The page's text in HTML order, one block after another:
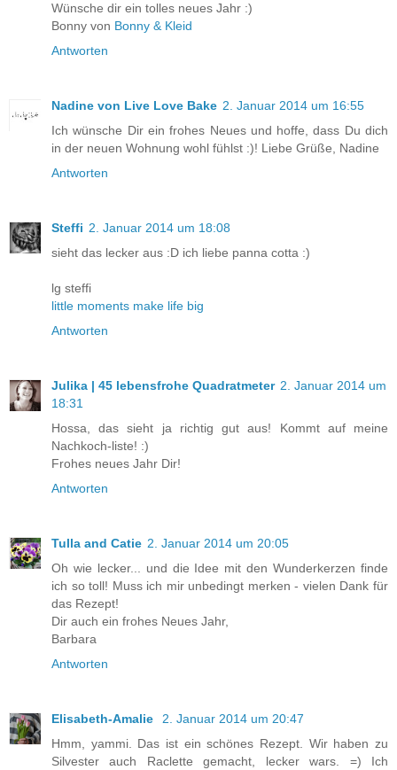
Wünsche dir ein tolles neues Jahr :)
Bonny von Bonny & Kleid
Antworten
Nadine von Live Love Bake 2. Januar 2014 um 16:55
Ich wünsche Dir ein frohes Neues und hoffe, dass Du dich
in der neuen Wohnung wohl fühlst :)! Liebe Grüße, Nadine
Antworten
Steffi 2. Januar 2014 um 18:08
sieht das lecker aus :D ich liebe panna cotta :)
lg steffi
little moments make life big
Antworten
Julika | 45 lebensfrohe Quadratmeter 2. Januar 2014 um
18:31
Hossa, das sieht ja richtig gut aus! Kommt auf meine
Nachkoch-liste! :)
Frohes neues Jahr Dir!
Antworten
Tulla and Catie 2. Januar 2014 um 20:05
Oh wie lecker... und die Idee mit den Wunderkerzen finde
ich so toll! Muss ich mir unbedingt merken - vielen Dank für
das Rezept!
Dir auch ein frohes Neues Jahr,
Barbara
Antworten
Elisabeth-Amalie
2. Januar 2014 um 20:47
Hmm, yammi. Das ist ein schönes Rezept. Wir haben zu
Silvester auch Raclette gemacht, lecker wars. =) Ich